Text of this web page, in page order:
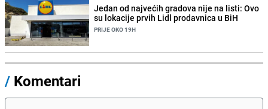
Jedan od najvećih gradova nije na listi: Ovo
su lokacije prvih Lidl prodavnica u BiH
PRIJE OKO 19H
/ Komentari